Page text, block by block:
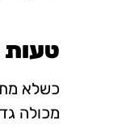
טעות 8: העדר תכנון מוקדם
כשלא
מכולה